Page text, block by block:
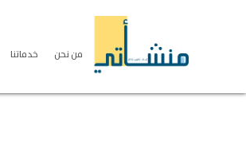
من نحن خدماتنا